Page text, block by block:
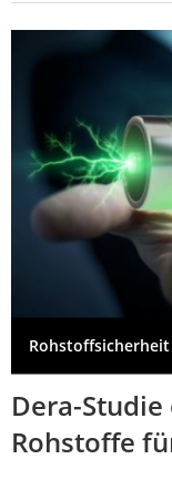
Rohstoffsicherheit
Dera-
Rohstoffe